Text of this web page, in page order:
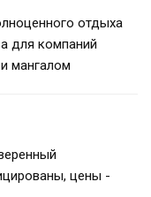
отдыха
для компаний
мангалом
цены -